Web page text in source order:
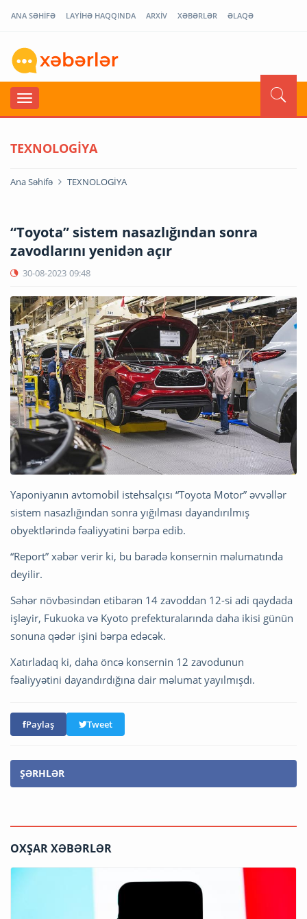
ANA SƏHİFƏ LAYİHƏ HAQQINDA ARXİV XƏBƏRLƏR ƏLAQƏ
TEXNOLOGİYA
Ana Səhifə TEXNOLOGİYA
“Toyota” sistem nasazlığından sonra
zavodlarını yenidən açır
30-08-2023 09:48
Yaponiyanın avtomobil istehsalçısı “Toyota Motor” əvvəllər
sistem nasazlığından sonra yığılması dayandırılmış
obyektlərində fəaliyyətini bərpa edib.
“Report” xəbər verir ki, bu barədə konsernin məlumatında
deyilir.
Səhər növbəsindən etibarən 14 zavoddan 12-si adi qaydada
işləyir, Fukuoka və Kyoto prefekturalarında daha ikisi günün
sonuna qədər işini bərpa edəcək.
Xatırladaq ki, daha öncə konsernin 12 zavodunun
fəaliyyətini dayandırdığına dair məlumat yayılmışdı.
Paylaş Tweet
ŞƏRHLƏR
OXŞAR XƏBƏRLƏR